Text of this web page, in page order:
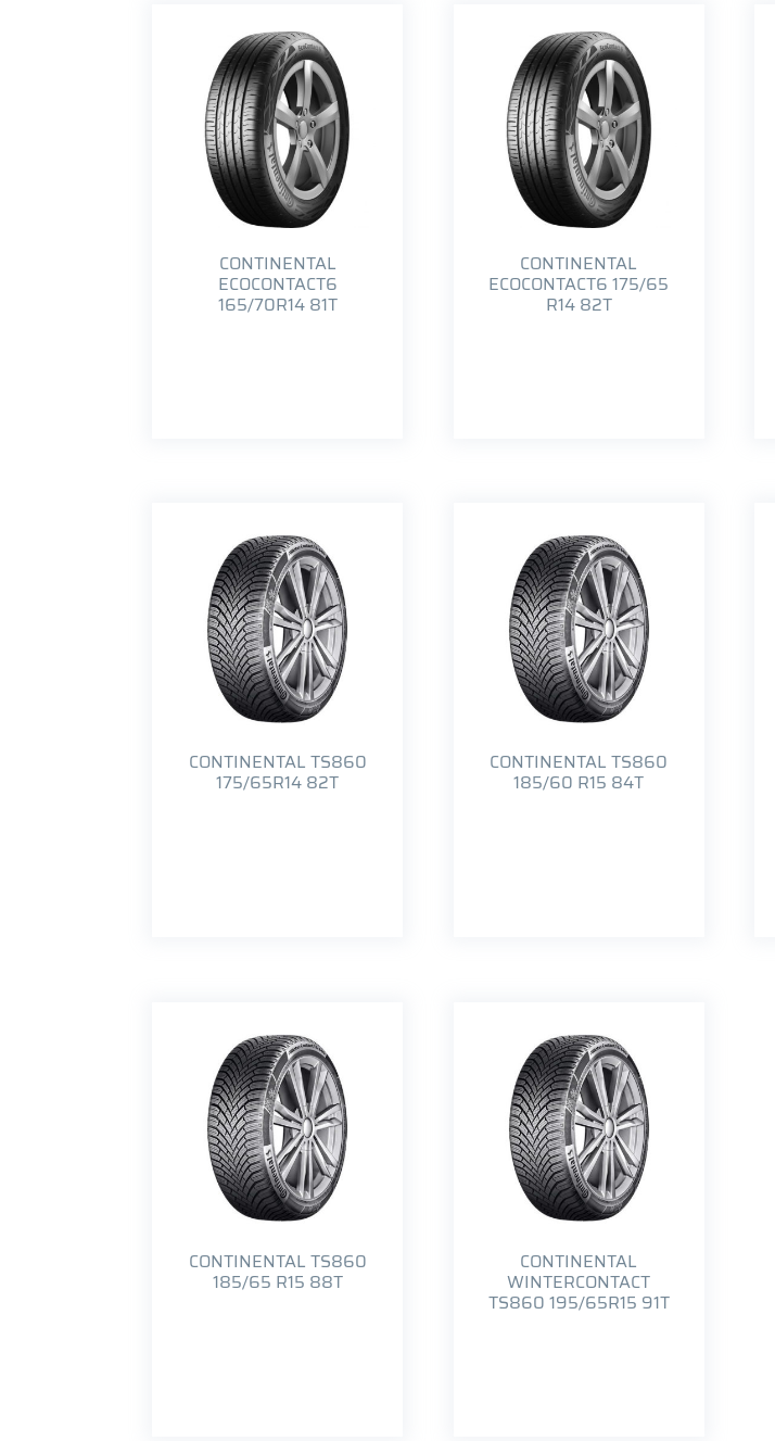
CONTINENTAL
ECOCONTACT6
165/70R14 81T
CONTINENTAL
ECOCONTACT6 175/65
R14 82T
CONTINENTAL TS860
175/65R14 82T
CONTINENTAL TS860
185/60 R15 84T
CONTINENTAL TS860
185/65 R15 88T
CONTINENTAL
WINTERCONTACT
TS860 195/65R15 91T